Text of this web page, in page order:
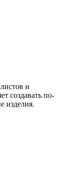
и
создавать по-
изделия.